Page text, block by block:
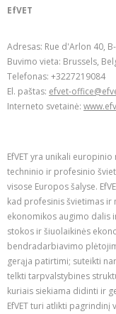
EfVET
Adresas: Rue d'Arlon 40,
Buvimo vieta: Brussels,
Telefonas: +3227219084
El. paštas: efvet-
Interneto svetainė:
EfVET yra unikali
techninio ir profesinio
visose Europos šalyse.
kad profesinis švietimas ir
ekonomikos augimo dalis
stokos ir šiuolaikinės
bendradarbiavimo
gerąja patirtimi; suteikti
telkti tarpvalstybines
kuriais siekiama didinti ir
EfVET turi atlikti